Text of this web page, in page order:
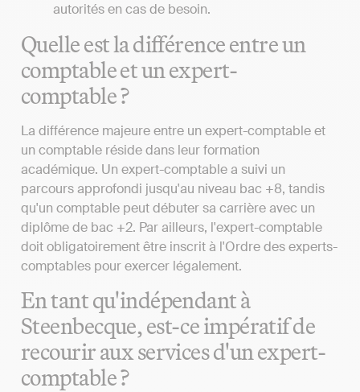
autorités en cas de besoin.
Quelle est la différence entre un
comptable et un expert-
comptable ?
La différence majeure entre un expert-comptable et
un comptable réside dans leur formation
académique. Un expert-comptable a suivi un
parcours approfondi jusqu'au niveau bac +8, tandis
qu'un comptable peut débuter sa carrière avec un
diplôme de bac +2. Par ailleurs, l'expert-comptable
doit obligatoirement être inscrit à l'Ordre des experts-
comptables pour exercer légalement.
En tant qu'indépendant à
Steenbecque, est-ce impératif de
recourir aux services d'un expert-
comptable ?